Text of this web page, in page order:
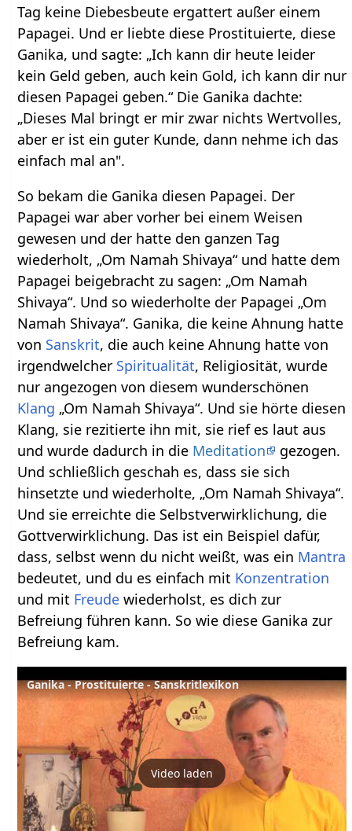
Tag keine Diebesbeute ergattert außer einem
Papagei. Und er liebte diese Prostituierte, diese
Ganika, und sagte: „Ich kann dir heute leider
kein Geld geben, auch kein Gold, ich kann dir nur
diesen Papagei geben.“ Die Ganika dachte:
„Dieses Mal bringt er mir zwar nichts Wertvolles,
aber er ist ein guter Kunde, dann nehme ich das
einfach mal an".
So bekam die Ganika diesen Papagei. Der
Papagei war aber vorher bei einem Weisen
gewesen und der hatte den ganzen Tag
wiederholt, „Om Namah Shivaya“ und hatte dem
Papagei beigebracht zu sagen: „Om Namah
Shivaya“. Und so wiederholte der Papagei „Om
Namah Shivaya“. Ganika, die keine Ahnung hatte
von Sanskrit, die auch keine Ahnung hatte von
irgendwelcher Spiritualität, Religiosität, wurde
nur angezogen von diesem wunderschönen
Klang „Om Namah Shivaya“. Und sie hörte diesen
Klang, sie rezitierte ihn mit, sie rief es laut aus
und wurde dadurch in die Meditation
gezogen.
Und schließlich geschah es, dass sie sich
hinsetzte und wiederholte, „Om Namah Shivaya“.
Und sie erreichte die Selbstverwirklichung, die
Gottverwirklichung. Das ist ein Beispiel dafür,
dass, selbst wenn du nicht weißt, was ein Mantra
bedeutet, und du es einfach mit Konzentration
und mit Freude wiederholst, es dich zur
Befreiung führen kann. So wie diese Ganika zur
Befreiung kam.
Ganika - Prostituierte - Sanskritlexikon
Video laden